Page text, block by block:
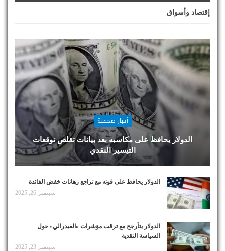
إقتصاد وأسواق
أخبار صحفية
الدولار يحافظ على مكاسبه بعد بيانات تقلص توقعات
التيسير النقدي
الدولار يحافظ على قوته مع تراجع رهانات خفض الفائدة
سبتمبر 26, 2025
الدولار يتأرجح مع ترقب مؤشرات «الفيدرالي» حول
السياسة النقدية
سبتمبر 23, 2025